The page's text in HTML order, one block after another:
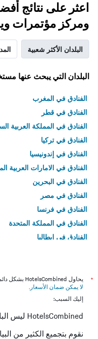
اعثر على نتائج
ومركز مؤتمرات
البلدان الأكثر شعبية
البلدان التي يبحث عنها
الفنادق في المغرب
الفنادق في قطر
الفنادق في المملكة العربية
الفنادق في تركيا
الفنادق في إندونيسيا
الفنادق في الامارات العربية
الفنادق في البحرين
الفنادق في مصر
الفنادق في فرنسا
الفنادق في المملكة المتحدة
الفنادق في إيطاليا
*
يحاول HotelsCombined بشكل دائم الحصول على الأسعار الدقيقة، ولكن
لا يمكن ضمان الأسعار .
إليك السبب:
HotelsCombined ليس البائع
نقوم بتجميع الكثير من